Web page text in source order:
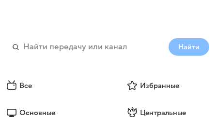
Найти
Все Избранные
Основные Центральные